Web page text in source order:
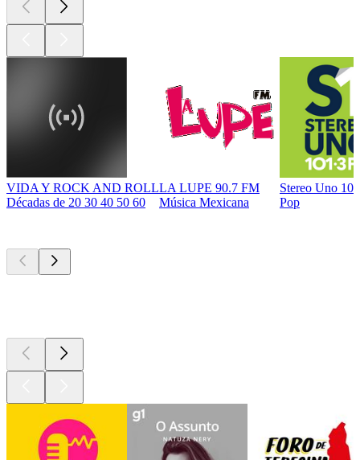
VIDA Y ROCK AND ROLL
Décadas de 20 30 40 50 60
LA LUPE 90.7 FM
Música Mexicana
Stereo Uno
Pop